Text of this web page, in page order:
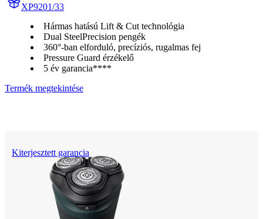
XP9201/33
Hármas hatású Lift & Cut technológia
Dual SteelPrecision pengék
360°-ban elforduló, precíziós, rugalmas fej
Pressure Guard érzékelő
5 év garancia****
Termék megtekintése
Kiterjesztett garancia